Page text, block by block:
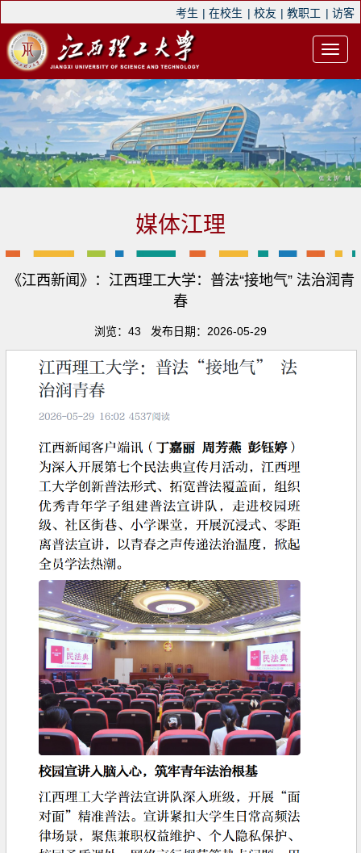
考生 | 在校生 | 校友 | 教职工 | 访客
媒体江理
《江西新闻》：江西理工大学：普法“接地气” 法治润青
春
浏览： 43 发布日期：2026-05-29